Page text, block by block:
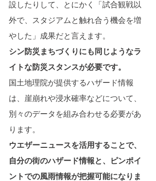
設したりして、とにかく「試合観戦以
外で、スタジアムと触れ合う機会を増
やした」成果だと言えます。
シン防災まちづくりにも同じようなラ
イトな防災スタンスが必要です。
国土地理院が提供するハザード情報
は、崖崩れや浸水確率などについて、
別々のデータを組み合わせる必要があ
ります。
ウエザーニュースを活用することで、
自分の街のハザード情報と、ピンポイ
ントでの風雨情報が把握可能になりま